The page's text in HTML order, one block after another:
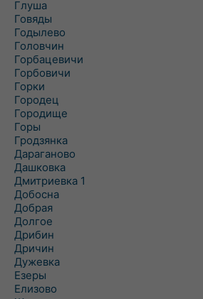
Глуша
Говяды
Годылево
Головчин
Горбацевичи
Горбовичи
Горки
Городец
Городище
Горы
Гродзянка
Дараганово
Дашковка
Дмитриевка 1
Добосна
Добрая
Долгое
Дрибин
Дричин
Дужевка
Езеры
Елизово